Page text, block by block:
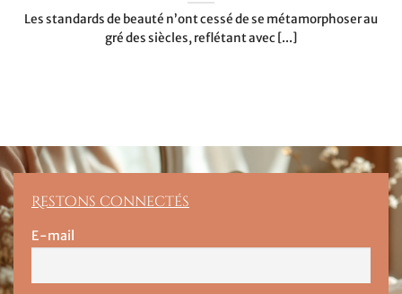
Les standards de beauté n’ont cessé de se métamorphoser au
gré des siècles, reflétant avec [...]
Restons connectés
E-mail